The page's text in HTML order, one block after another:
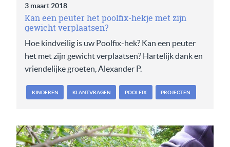
3 maart 2018
Kan een peuter het poolfix-hekje met zijn
gewicht verplaatsen?
Hoe kindveilig is uw Poolfix-hek? Kan een peuter
het met zijn gewicht verplaatsen? Hartelijk dank en
vriendelijke groeten, Alexander P.
KINDEREN KLANTVRAGEN POOLFIX PROJECTEN